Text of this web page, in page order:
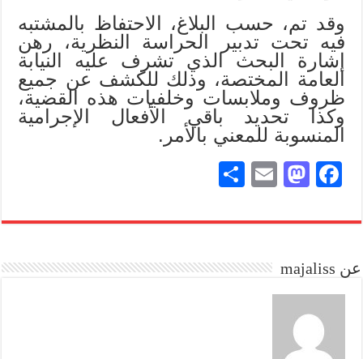
وقد تم، حسب البلاغ، الاحتفاظ بالمشتبه
فيه تحت تدبير الحراسة النظرية، رهن
إشارة البحث الذي تشرف عليه النيابة
العامة المختصة، وذلك للكشف عن جميع
ظروف وملابسات وخلفيات هذه القضية،
وكذا تحديد باقي الأفعال الإجرامية
المنسوبة للمعني بالأمر.
Fa
bo
M
to
n
E
ail
re
عن majaliss